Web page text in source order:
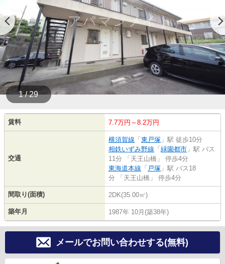
1 / 29
賃料 7.7万円～8.2万円
交通
横須賀線 「 東戸塚 」駅 徒歩10分
相鉄いずみ野線 「 緑園都市 」駅 バス
11分 「天王山橋」 停歩4分
東海道本線 「 戸塚 」駅 バス18
分 「天王山橋」 停歩4分
間取り(面積) 2DK(35.00㎡)
築年月 1987年 10月(築38年)
メールでお問い合わせする(無料)